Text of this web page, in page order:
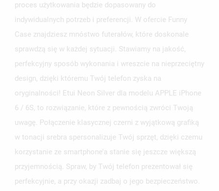
proces użytkowania będzie dopasowany do
indywidualnych potrzeb i preferencji. W ofercie Funny
Case znajdziesz mnóstwo futerałów, które doskonale
sprawdzą się w każdej sytuacji. Stawiamy na jakość,
perfekcyjny sposób wykonania i wreszcie na nieprzeciętny
design, dzięki któremu Twój telefon zyska na
oryginalności! Etui Neon Silver dla modelu APPLE iPhone
6 / 6S, to rozwiązanie, które z pewnością zwróci Twoją
uwagę. Połączenie klasycznej czerni z wyjątkową grafiką
w tonacji srebra spersonalizuje Twój sprzęt, dzięki czemu
korzystanie ze smartphone’a stanie się jeszcze większą
przyjemnością. Spraw, by Twój telefon prezentował się
perfekcyjnie, a przy okazji zadbaj o jego bezpieczeństwo.